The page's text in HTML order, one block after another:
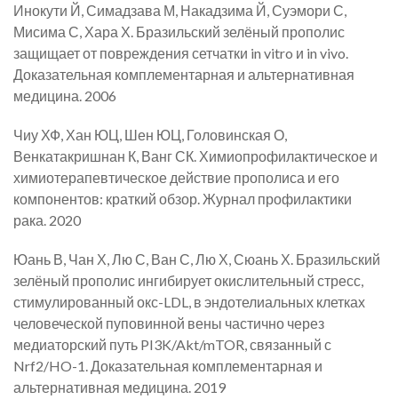
Инокути Й, Симадзава М, Накадзима Й, Суэмори С,
Мисима С, Хара Х. Бразильский зелёный прополис
защищает от повреждения сетчатки in vitro и in vivo.
Доказательная комплементарная и альтернативная
медицина. 2006
Чиу ХФ, Хан ЮЦ, Шен ЮЦ, Головинская О,
Венкатакришнан К, Ванг СК. Химиопрофилактическое и
химиотерапевтическое действие прополиса и его
компонентов: краткий обзор. Журнал профилактики
рака. 2020
Юань В, Чан Х, Лю С, Ван С, Лю Х, Сюань Х. Бразильский
зелёный прополис ингибирует окислительный стресс,
стимулированный окс-LDL, в эндотелиальных клетках
человеческой пуповинной вены частично через
медиаторский путь PI3K/Akt/mTOR, связанный с
Nrf2/HO-1. Доказательная комплементарная и
альтернативная медицина. 2019